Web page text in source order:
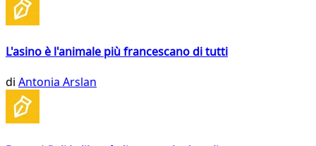
L'asino è l'animale più francescano di tutti
di Antonia Arslan